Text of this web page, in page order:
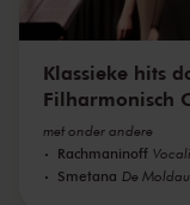
Klassieke hits
Filharmonisch
met onder andere
Rachmaninoff
Smetana De